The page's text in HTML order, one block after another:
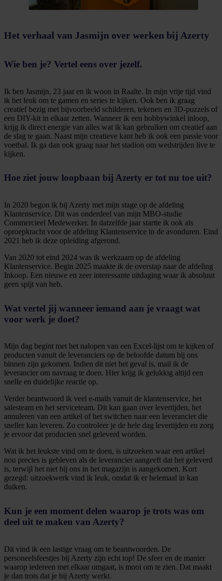
Het verhaal van Jasmijn over werken bij Azerty
Wie ben je? Vertel eens over jezelf.
Ik ben Jasmijn, 23 jaar en ik woon in Raalte. In mijn vrije tijd vind
ik het leuk om te gamen en series te kijken. Ook ben ik graag
creatief bezig met bijvoorbeeld schilderen, tekenen en 3D-puzzels of
een DIY-kit in elkaar zetten. Wanneer ik een hobbywinkel inloop,
krijg ik direct energie van alles wat ik kan gebruiken om creatief aan
de slag te gaan. Naast mijn creatieve kant heb ik ook een passie voor
voetbal. Ik ga dan ook graag naar het stadion om wedstrijden live te
kijken.
Hoe ziet jouw loopbaan bij Azerty er tot nu toe uit?
In 2020 begon ik bij Azerty met mijn stage op de afdeling
Klantenservice. Dit was onderdeel van mijn MBO-studie
Commercieel Medewerker. In datzelfde jaar startte ik ook als
oproepkracht voor de afdeling Klantenservice in de avonduren. Eind
2021 heb ik deze opleiding afgerond.
Van 2020 tot eind 2024 was ik werkzaam op de afdeling
Klantenservice. Begin 2025 maakte ik de overstap naar de afdeling
Inkoop. Een nieuwe en zeer interessante uitdaging waar ik absoluut
geen spijt van heb.
Wat vertel jij wanneer iemand aan je vraagt wat
voor werk je doet?
Mijn dag begint met het nalopen van een Excel-lijst om te kijken of
producten vanuit de leveranciers op de beloofde datum bij ons
binnen zijn gekomen. Indien dit niet het geval is, mail ik de
leverancier om navraag te doen. Hier krijg ik gelukkig altijd een
snelle en duidelijke reactie op.
Verder beantwoord ik veel e-mails vanuit de klantenservice, het
salesteam en het serviceteam. Dit kan gaan over levertijden, het
annuleren van een artikel of het switchen naar een leverancier die
sneller kan leveren. Zo controleer je de hele dag levertijden en zorg
je ervoor dat producten snel geleverd worden.
Wat ik het leukste vind om te doen, is uitzoeken waar een artikel
nou precies is gebleven als de leverancier aangeeft dat het geleverd
is, terwijl het niet bij ons in het magazijn is aangekomen. Kort
gezegd: uitzoekwerk vind ik leuk, omdat ik er helemaal in kan
duiken.
Kun je een moment delen waarop je trots was om
deel uit te maken van Azerty?
Dit vind ik een lastige vraag om te beantwoorden. De
personeelsfeestjes bij Azerty zijn echt top! De sfeer en de manier
waarop iedereen met elkaar omgaat, is mooi om te zien. Dat maakt
je dan trots dat je bij Azerty werkt.